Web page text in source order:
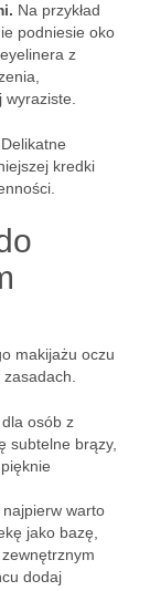
Na przykład
podniesie oko
z
Delikatne
kredki
makijażu oczu
dla osób z
subtelne brązy,
najpierw warto
jako bazę,
dodaj